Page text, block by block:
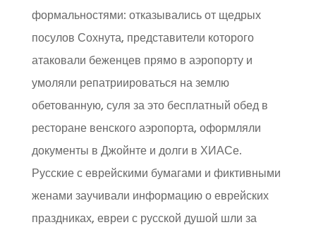
формальностями: отказывались от щедрых
посулов Сохнута, представители которого
атаковали беженцев прямо в аэропорту и
умоляли репатриироваться на землю
обетованную, суля за это бесплатный обед в
ресторане венского аэропорта, оформляли
документы в Джойнте и долги в ХИАСе.
Русские с еврейскими бумагами и фиктивными
женами заучивали информацию о еврейских
праздниках, евреи с русской душой шли за